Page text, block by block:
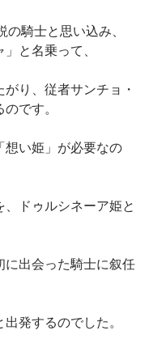
騎士と思い込み、
と名乗って、
り、従者サンチョ・
です。
想い姫」が必要なの
ドゥルシネーア姫と
に出会った騎士に叙任
発するのでした。